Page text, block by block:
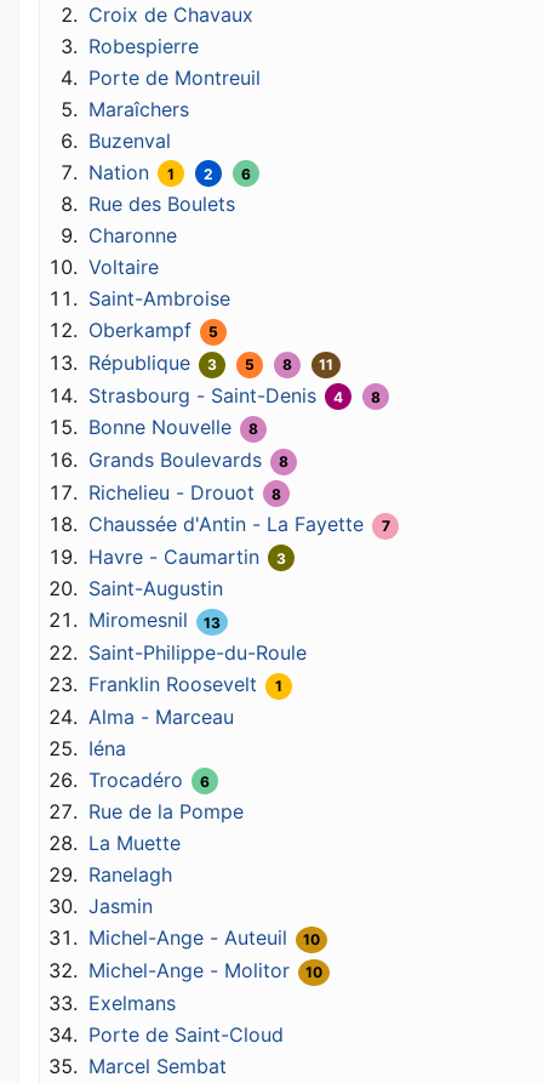
Croix de Chavaux
Robespierre
Porte de Montreuil
Maraîchers
Buzenval
Nation
1 2 6
Rue des Boulets
Charonne
Voltaire
Saint-Ambroise
Oberkampf
5
République 3 5 8 11
Strasbourg - Saint-Denis 4 8
Bonne Nouvelle 8
Grands Boulevards 8
Richelieu - Drouot 8
Chaussée d'Antin - La Fayette 7
Havre - Caumartin 3
Saint-Augustin
Miromesnil
13
Saint-Philippe-du-Roule
Franklin Roosevelt
1
Alma - Marceau
Iéna
Trocadéro
6
Rue de la Pompe
La Muette
Ranelagh
Jasmin
Michel-Ange - Auteuil
10
Michel-Ange - Molitor 10
Exelmans
Porte de Saint-Cloud
Marcel Sembat